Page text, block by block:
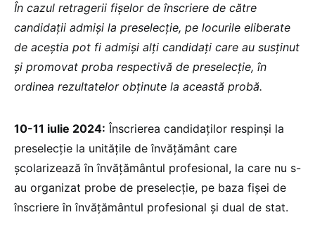
În cazul retragerii fișelor de înscriere de către
candidații admiși la preselecție, pe locurile eliberate
de aceștia pot fi admiși alți candidați care au susținut
și promovat proba respectivă de preselecție, în
ordinea rezultatelor obținute la această probă.
10-11 iulie 2024: Înscrierea candidaților respinși la
preselecție la unitățile de învățământ care
școlarizează în învățământul profesional, la care nu s-
au organizat probe de preselecție, pe baza fișei de
înscriere în învățământul profesional și dual de stat.